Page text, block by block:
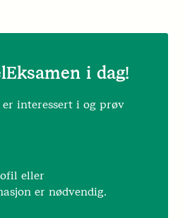
i dag!
interessert i og prøv
eller
er nødvendig.